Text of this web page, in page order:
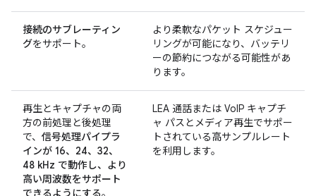
接続のサブレーティン
グをサポート。
より柔軟なパケット スケジュー
リングが可能になり、バッテリ
ーの節約につながる可能性があ
ります。
再生とキャプチャの両
方の前処理と後処理
で、 信号処理パイプラ
インが 16、24、32、
48 kHz で動作し、より
高い周波数をサポート
できるようにする。
LEA 通話または VoIP キャプチ
ャ パスとメディア再生でサポー
トされている高サンプルレート
を利用します。